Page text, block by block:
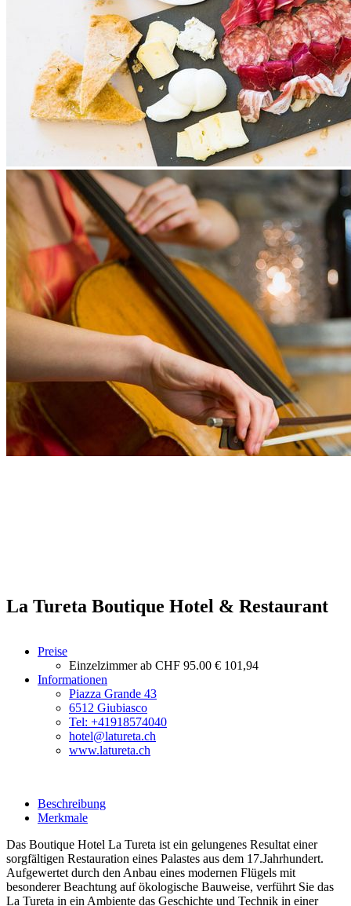
La Tureta Boutique Hotel & Restaurant
Preise
Einzelzimmer ab CHF 95.00 € 101,94
Informationen
Piazza Grande 43
6512 Giubiasco
Tel: +41918574040
hotel@latureta.ch
www.latureta.ch
Beschreibung
Merkmale
Das Boutique Hotel La Tureta ist ein gelungenes Resultat einer
sorgfältigen Restauration eines Palastes aus dem 17.Jahrhundert.
Aufgewertet durch den Anbau eines modernen Flügels mit
besonderer Beachtung auf ökologische Bauweise, verführt Sie das
La Tureta in ein Ambiente das Geschichte und Technik in einer